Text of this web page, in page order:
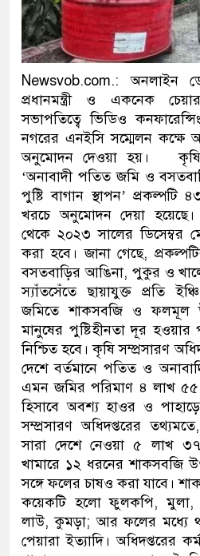
Newsvob.com.:
প্রধানমন্ত্রী ও একনেক
সভাপতিত্বে ভিডিও
নগরের এনইসি সম্মেলন কক্ষে
অনুমোদন দেওয়া হয়। কৃষি
‘অনাবাদী পতিত জমি ও
পুষ্টি বাগান স্থাপন’
খরচে অনুমোদন দেয়া
থেকে ২০২৩ সালের ডিসেম্বর
করা হবে। জানা গেছে,
বসতবাড়ির আঙিনা, পুকুর ও
স্যাঁতসেঁতে ছায়াযুক্ত প্রতি
জমিতে শাকসবজি ও ফলমূল
মানুষের পুষ্টিহীনতা দূর হওয়ার
নিশ্চিত হবে। কৃষি সম্প্রসারণ
দেশে বর্তমানে পতিত ও
এমন জমির পরিমাণ ৪ লাখ ৫৫
হিসাবে অবশ্য হাওর ও
সম্প্রসারণ অধিদপ্তরের
সারা দেশে নেওয়া ৫ লাখ ৩৭
খামারে ১২ ধরনের শাকসবজি
সঙ্গে ফলের চাষও করা যাবে।
কয়েকটি হলো ফুলকপি, মুলা,
লাউ, কুমড়া; আর ফলের মধ্যে
পেয়ারা ইত্যাদি। অধিদপ্তরের